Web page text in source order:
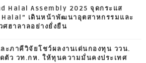
Halal Assembly 2025 จุดกระแส
Halal” เดินหน้าพัฒนาอุตสาหกรรมและ
ศฮาลาลอย่างยั่งยืน
ะภาคีวิจัยโชว์ผลงานเด่นกองทุน ววน.
ตัว วท.กห. ให้ทุนความมั่นคงประเทศ